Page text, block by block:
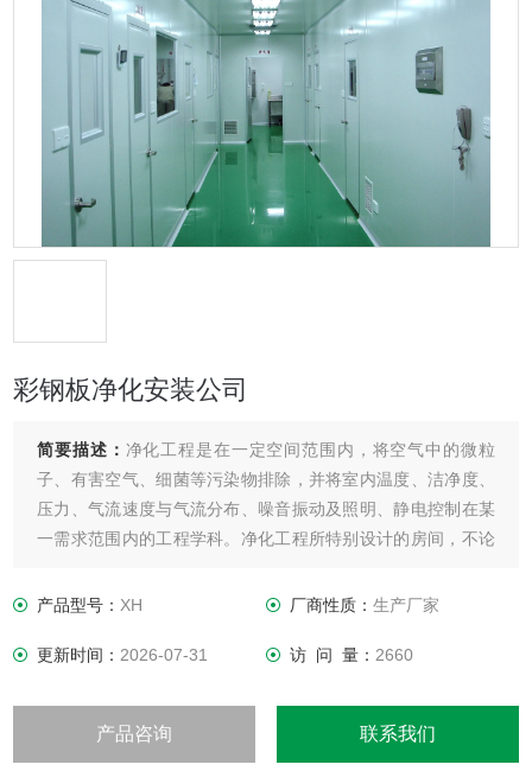
彩钢板净化安装公司
简要描述： 净化工程是在一定空间范围内，将空气中的微粒
子、有害空气、细菌等污染物排除，并将室内温度、洁净度、
压力、气流速度与气流分布、噪音振动及照明、静电控制在某
一需求范围内的工程学科。净化工程所特别设计的房间，不论
净度、温湿度及压力等性能。青岛旭恒净化设备有限公司 承接
计、安装、维修等。
产品型号：XH 厂商性质： 生产厂家
更新时间：2026-07-31 访 问 量： 2660
产品咨询 联系我们